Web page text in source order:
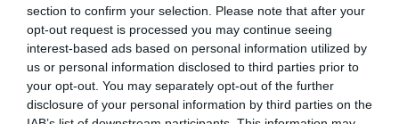
section to confirm your selection. Please note that after your
opt-out request is processed you may continue seeing
interest-based ads based on personal information utilized by
us or personal information disclosed to third parties prior to
your opt-out. You may separately opt-out of the further
disclosure of your personal information by third parties on the
ACTIVAR AHORA
Tags